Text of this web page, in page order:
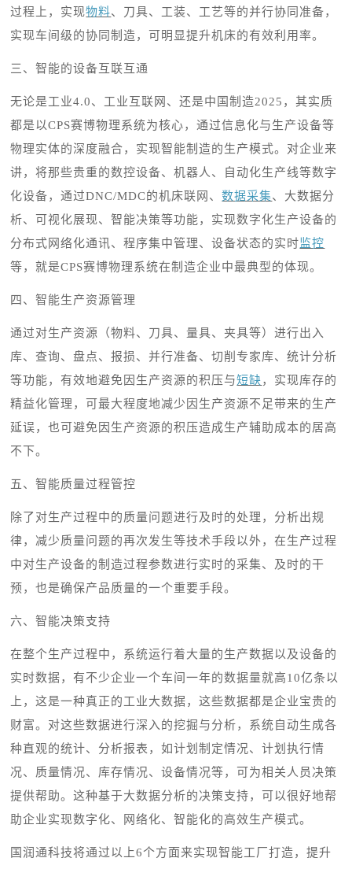
过程上，实现物料、刀具、工装、工艺等的并行协同准备，
实现车间级的协同制造，可明显提升机床的有效利用率。
三、智能的设备互联互通
无论是工业4.0、工业互联网、还是中国制造2025，其实质
都是以CPS赛博物理系统为核心，通过信息化与生产设备等
物理实体的深度融合，实现智能制造的生产模式。对企业来
讲，将那些贵重的数控设备、机器人、自动化生产线等数字
化设备，通过DNC/MDC的机床联网、数据采集、大数据分
析、可视化展现、智能决策等功能，实现数字化生产设备的
分布式网络化通讯、程序集中管理、设备状态的实时监控
等，就是CPS赛博物理系统在制造企业中最典型的体现。
四、智能生产资源管理
通过对生产资源（物料、刀具、量具、夹具等）进行出入
库、查询、盘点、报损、并行准备、切削专家库、统计分析
等功能，有效地避免因生产资源的积压与短缺，实现库存的
精益化管理，可最大程度地减少因生产资源不足带来的生产
延误，也可避免因生产资源的积压造成生产辅助成本的居高
不下。
五、智能质量过程管控
除了对生产过程中的质量问题进行及时的处理，分析出规
律，减少质量问题的再次发生等技术手段以外，在生产过程
中对生产设备的制造过程参数进行实时的采集、及时的干
预，也是确保产品质量的一个重要手段。
六、智能决策支持
在整个生产过程中，系统运行着大量的生产数据以及设备的
实时数据，有不少企业一个车间一年的数据量就高10亿条以
上，这是一种真正的工业大数据，这些数据都是企业宝贵的
财富。对这些数据进行深入的挖掘与分析，系统自动生成各
种直观的统计、分析报表，如计划制定情况、计划执行情
况、质量情况、库存情况、设备情况等，可为相关人员决策
提供帮助。这种基于大数据分析的决策支持，可以很好地帮
助企业实现数字化、网络化、智能化的高效生产模式。
国润通科技将通过以上6个方面来实现智能工厂打造，提升